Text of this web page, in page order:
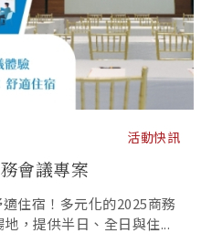
活動快訊
會議專案
住宿！多元化的2025商務
，提供半日、全日與住...